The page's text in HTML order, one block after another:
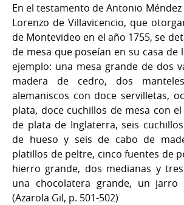
En el testamento de Antonio Méndez
Lorenzo de Villavicencio, que
de Montevideo en el año 1755, se
de mesa que poseían en su casa de
ejemplo: una mesa grande de dos
madera de cedro, dos
alemaniscos con doce servilletas,
plata, doce cuchillos de mesa con
de plata de Inglaterra, seis
de hueso y seis de cabo de
platillos de peltre, cinco fuentes de
hierro grande, dos medianas y
una chocolatera grande, un jarro
(Azarola Gil, p. 501-502)